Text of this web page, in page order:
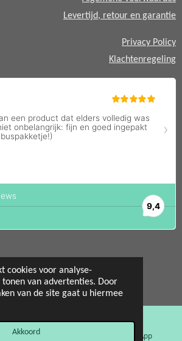
cookies voor analyse-
van advertenties. Door
van de site gaat u hiermee
Akkoord
Levertijd, retour en garantie
Privacy Policy
Klachtenregeling
giftstore
Facebook WhatsApp